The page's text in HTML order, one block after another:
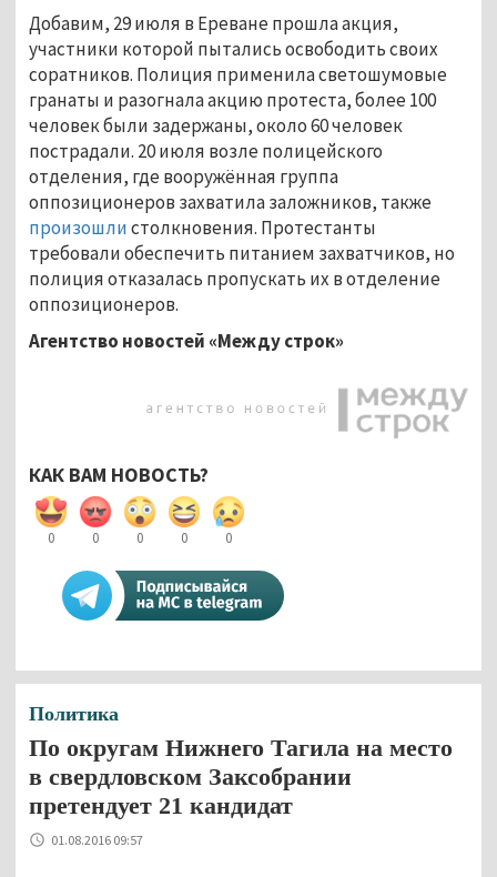
Добавим, 29 июля в Ереване прошла акция,
участники которой пытались освободить своих
соратников. Полиция применила светошумовые
гранаты и разогнала акцию протеста, более 100
человек были задержаны, около 60 человек
пострадали. 20 июля возле полицейского
отделения, где вооружённая группа
оппозиционеров захватила заложников, также
произошлистолкновения. Протестанты
требовали обеспечить питанием захватчиков, но
полиция отказалась пропускать их в отделение
оппозиционеров.
Агентство новостей «Между строк»
КАК ВАМ НОВОСТЬ?
0 0 0 0 0
Политика
По округам Нижнего Тагила на место
в свердловском Заксобрании
претендует 21 кандидат
01.08.2016 09:57